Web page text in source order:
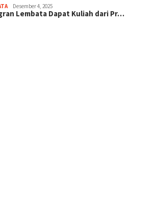
Desember 4, 2025
Lembata Dapat Kuliah dari Pr…